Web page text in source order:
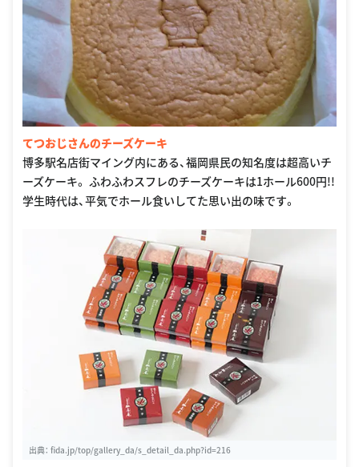
てつおじさんのチーズケーキ
博多駅名店街マイング内にある、福岡県民の知名度は超高いチ
ーズケーキ。 ふわふわスフレのチーズケーキは1ホール600円!!
学生時代は、平気でホール食いしてた思い出の味です。
出典： fida.jp/top/gallery_da/s_detail_da.php?id=216